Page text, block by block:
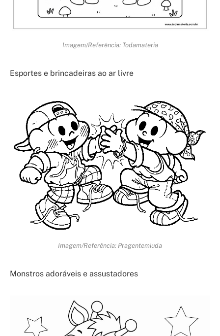
Imagem/Referência: Todamateria
Esportes e brincadeiras ao ar livre
Imagem/Referência: Pragentemiuda
Monstros adoráveis e assustadores